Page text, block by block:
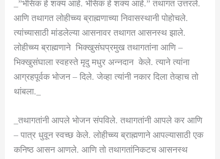
_”भेसिक हे शक्य आहे. भेसिक हे शक्य आहे.” तथागत उत्तरले.
आणि तथागत लोहीच्च्य ब्राह्मणाच्या निवासस्थानी पोहोचले.
त्यांच्यासाठी मांडलेल्या आसनावर तथागत आसनस्थ झाले.
लोहीच्च्य ब्राह्मणाने भिक्खुसंघप्रमुख तथागतांना आणि –
भिक्खुसंघाला स्वहस्ते मृदु मधुर अन्नदान केले. त्याने त्यांना
आग्रहपूर्वक भोजन – दिले. जेव्हा त्यांनी नकार दिला तेव्हाच तो
थांबला._
_तथागतांनी आपले भोजन संपविले. तथागतांनी आपले कर आणि
– पात्र धुवून स्वच्छ केले. लोहीच्च्य ब्राह्मणाने आपल्यासाठी एक
कनिष्ठ आसन आणले. आणि तो तथागतांनिकटच आसनस्थ